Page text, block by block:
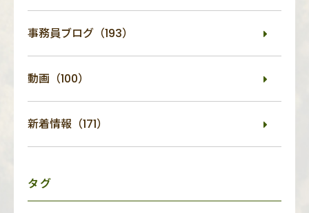
事務員ブログ（193）
動画（100）
新着情報（171）
タグ